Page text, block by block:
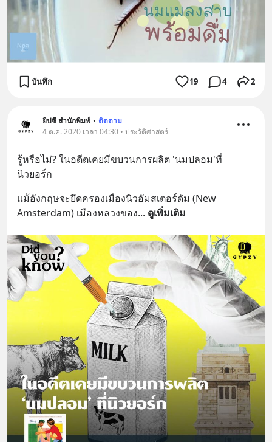
บันทึก 19 4 2
ยิปซี สำนักพิมพ์ • ติดตาม
4 ต.ค. 2020 เวลา 04:30 • ประวัติศาสตร์
รู้หรือไม่? ในอดีตเคยมีขบวนการผลิต 'นมปลอม'ที่
นิวยอร์ก
แม้อังกฤษจะยึดครองเมืองนิวอัมสเตอร์ดัม (New
Amsterdam) เมืองหลวงของ... ดูเพิ่มเติม